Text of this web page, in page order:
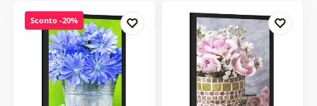
Sconto -20%